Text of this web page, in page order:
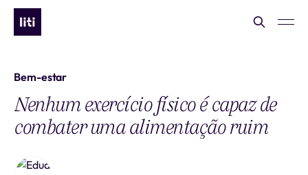
Bem-estar
Nenhum exercício físico é capaz de
combater uma alimentação ruim